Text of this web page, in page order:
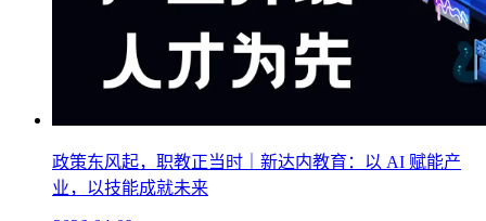
政策东风起，职教正当时｜新达内教育：以 AI 赋能产
业，以技能成就未来